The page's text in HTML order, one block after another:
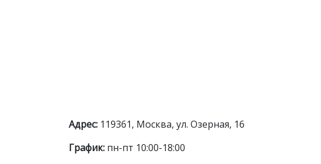
Адрес: 119361, Москва, ул. Озерная, 16
График: пн-пт 10:00-18:00